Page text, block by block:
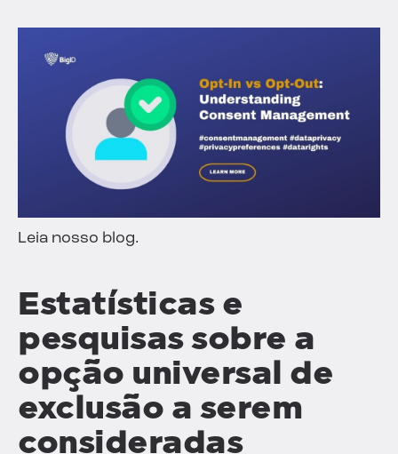
Leia nosso blog.
Estatísticas e
pesquisas sobre a
opção universal de
exclusão a serem
consideradas